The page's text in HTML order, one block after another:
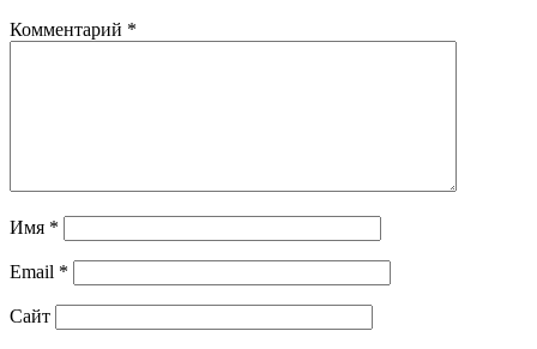
Комментарий *
Имя *
Email *
Сайт